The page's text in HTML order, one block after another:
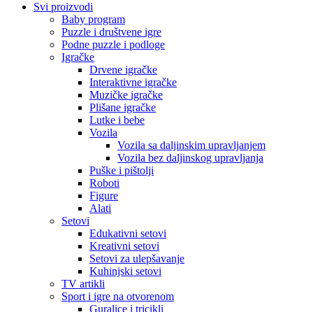
Svi proizvodi
Baby program
Puzzle i društvene igre
Podne puzzle i podloge
Igračke
Drvene igračke
Interaktivne igračke
Muzičke igračke
Plišane igračke
Lutke i bebe
Vozila
Vozila sa daljinskim upravljanjem
Vozila bez daljinskog upravljanja
Puške i pištolji
Roboti
Figure
Alati
Setovi
Edukativni setovi
Kreativni setovi
Setovi za ulepšavanje
Kuhinjski setovi
TV artikli
Sport i igre na otvorenom
Guralice i tricikli